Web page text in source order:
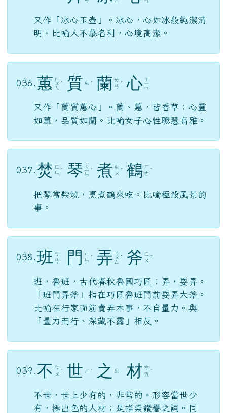
又作「冰心玉壺」。冰心，心如冰般純潔清
明。比喻人不慕名利，心境高潔。
036. 蕙 ㄏ
ㄨ
ㄟ
ˋ 質 ㄓ ˊ 蘭 ㄌ
ㄢ ˊ 心 ㄒ
ㄧ
ㄣ
又作「蘭質蕙心」。蘭、蕙，皆香草；心靈
如蕙，品質如蘭。比喻女子心性聰慧高雅。
037. 焚 ㄈ
ㄣ ˊ 琴 ㄑ
ㄧ
ㄣ
ˊ 煮 ㄓ
ㄨ ˇ 鶴 ㄏ
ㄜ ˋ
把琴當柴燒，烹煮鶴來吃。比喻極殺風景的
事。
038. 班 ㄅ
ㄢ
門
ㄇ
ㄣ ˊ 弄 ㄋ
ㄨ
ㄥ
ˋ 斧 ㄈ
ㄨ ˇ
班，魯班，古代春秋魯國巧匠；弄，耍弄。
「班門弄斧」指在巧匠魯班門前耍弄大斧。
比喻在行家面前賣弄本事，不自量力。與
「量力而行、深藏不露」相反。
039. 不 ㄅ
ㄨ ˊ 世 ㄕ ˋ 之 ㄓ 材 ㄘ
ㄞ ˊ
不世，世上少有的，非常的。形容當世少
有，極出色的人材；是推崇讚譽之詞。同